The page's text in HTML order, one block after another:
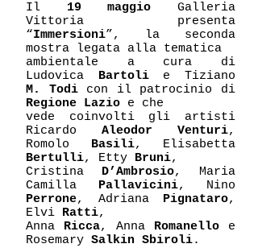
Il 19 maggio Galleria
Vittoria presenta
“Immersioni”, la seconda
mostra legata alla tematica
ambientale a cura di
Ludovica Bartolie Tiziano
M. Todicon il patrocinio di
Regione Lazio e che
vede coinvolti gli artisti
Ricardo Aleodor Venturi,
Romolo Basili, Elisabetta
Bertulli, Etty Bruni,
Cristina D’Ambrosio, Maria
Camilla Pallavicini, Nino
Perrone, Adriana Pignataro,
Elvi Ratti,
Anna Ricca, Anna Romanello e
Rosemary Salkin Sbiroli.